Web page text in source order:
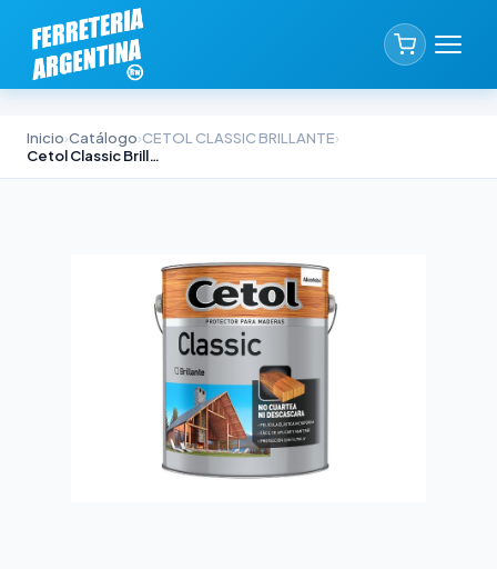
Inicio›Catálogo›CETOL CLASSIC BRILLANTE›
Cetol Classic Brillante Caoba 1lt